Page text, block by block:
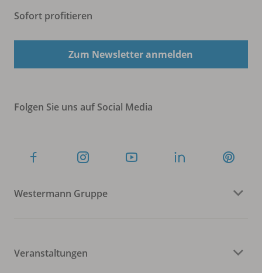
Sofort profitieren
Zum Newsletter anmelden
Folgen Sie uns auf Social Media
Westermann Gruppe
Veranstaltungen